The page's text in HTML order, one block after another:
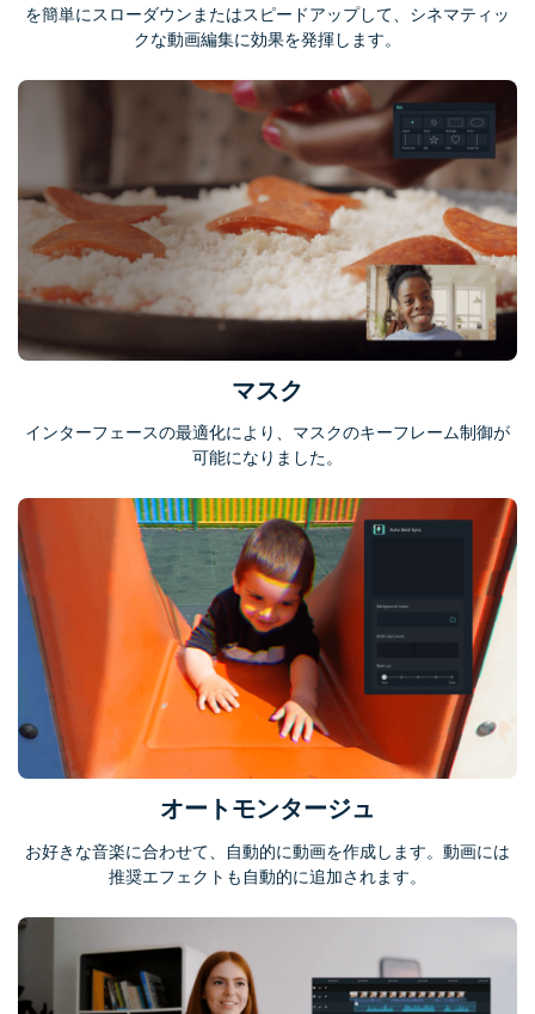
を簡単にスローダウンまたはスピードアップして、シネマティッ
クな動画編集に効果を発揮します。
マスク
インターフェースの最適化により、マスクのキーフレーム制御が
可能になりました。
オートモンタージュ
お好きな音楽に合わせて、自動的に動画を作成します。動画には
推奨エフェクトも自動的に追加されます。